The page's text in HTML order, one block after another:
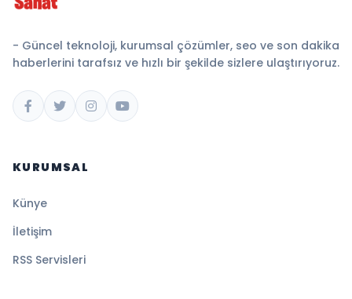
- Güncel teknoloji, kurumsal çözümler, seo ve son dakika
haberlerini tarafsız ve hızlı bir şekilde sizlere ulaştırıyoruz.
KURUMSAL
Künye
İletişim
RSS Servisleri